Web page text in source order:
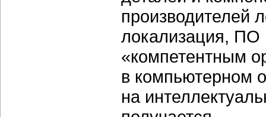
производителей
локализация, ПО
«компетентным
в компьютерном
на